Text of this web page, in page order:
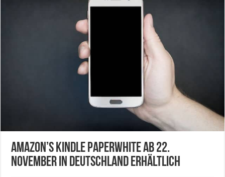
Amazon’s Kindle Paperwhite ab 22.
November in Deutschland erhältlich